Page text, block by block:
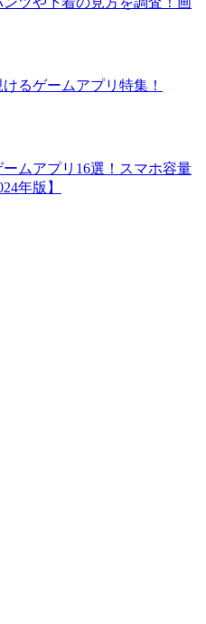
るゲームアプリ特集！
ムアプリ16選！スマホ容量
年版】